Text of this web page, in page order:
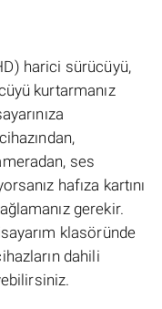
harici sürücüyü,
kurtarmanız
ses
hafıza kartını
gerekir.
klasöründe
dahili